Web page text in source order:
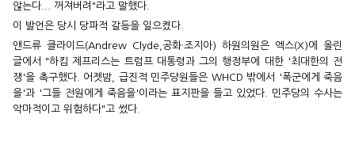
않는다... 꺼져버려"라고 말했다.
이 발언은 당시 당파적 갈등을 일으켰다.
앤드류 클라이드(Andrew Clyde,공화·조지아) 하원의원은 엑스(X)에 올린
글에서 "하킴 제프리스는 트럼프 대통령과 그의 행정부에 대한 '최대한의 전
쟁'을 촉구했다. 어젯밤, 급진적 민주당원들은 WHCD 밖에서 '폭군에게 죽음
을'과 '그들 전원에게 죽음을'이라는 표지판을 들고 있었다. 민주당의 수사는
악마적이고 위험하다"고 썼다.